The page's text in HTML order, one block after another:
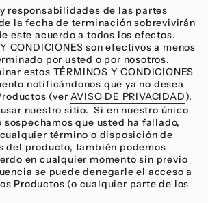
responsabilidades de las partes
la fecha de terminación sobrevivirán
este acuerdo a todos los efectos.
CONDICIONES son efectivos a menos
por usted o por nosotros.
estos TÉRMINOS Y CONDICIONES
notificándonos que ya no desea
(ver AVISO DE PRIVACIDAD),
nuestro sitio. Si en nuestro único
que usted ha fallado,
término o disposición de
del producto, también podemos
en cualquier momento sin previo
se puede denegarle el acceso a
Productos (o cualquier parte de los